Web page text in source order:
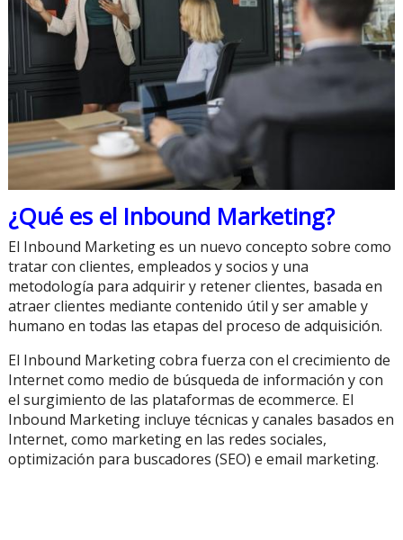
¿Qué es el Inbound Marketing?
El Inbound Marketing es un nuevo concepto sobre como
tratar con clientes, empleados y socios y una
metodología para adquirir y retener clientes, basada en
atraer clientes mediante contenido útil y ser amable y
humano en todas las etapas del proceso de adquisición.
El Inbound Marketing cobra fuerza con el crecimiento de
Internet como medio de búsqueda de información y con
el surgimiento de las plataformas de ecommerce. El
Inbound Marketing incluye técnicas y canales basados en
Internet, como marketing en las redes sociales,
optimización para buscadores (SEO) e email marketing.